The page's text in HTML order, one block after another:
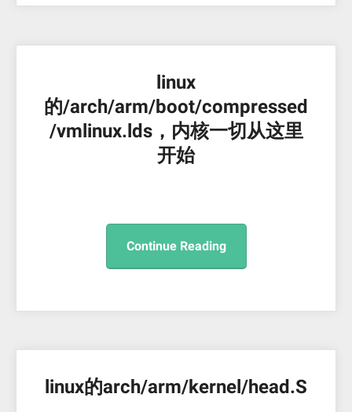
linux
的/arch/arm/boot/compressed
/vmlinux.lds，内核一切从这里
开始
Continue Reading
linux的arch/arm/kernel/head.S